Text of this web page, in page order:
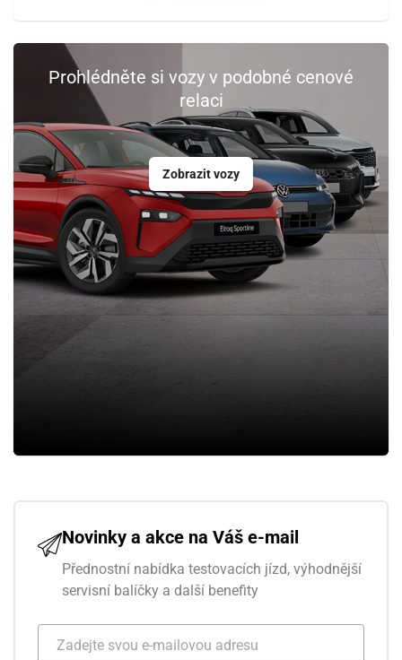
Prohlédněte si vozy v podobné cenové
relaci
Zobrazit vozy
Novinky a akce na Váš e-mail
Přednostní nabídka testovacích jízd, výhodnější
servisní balíčky a další benefity